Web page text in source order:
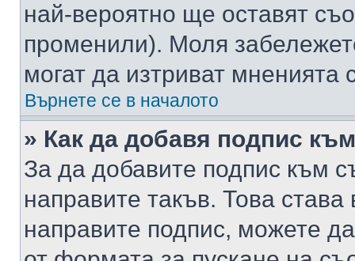
най-вероятно ще оставят
променили). Моля
могат да изтриват мненията
Върнете се в началото
» Как да добавя подпис
За да добавите подпис към
направите такъв. Това
направите подпис, можете